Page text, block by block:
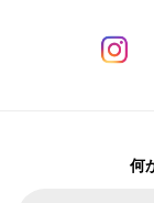
何